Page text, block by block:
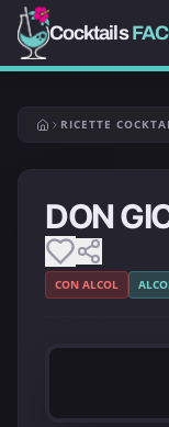
Cocktails
RICETTE
DON
CON ALCOL